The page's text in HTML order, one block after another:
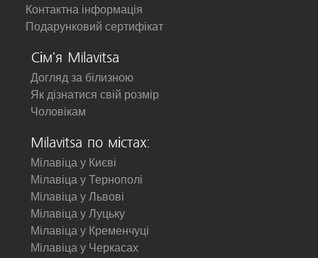
Контактна інформація
Подарунковий сертифікат
Сім'я Milavitsa
Догляд за білизною
Як дізнатися свій розмір
Чоловікам
Milavitsa по містах:
Мілавіца у Києві
Мілавіца у Тернополі
Мілавіца у Львові
Мілавіца у Луцьку
Мілавіца у Кременчуці
Мілавіца у Черкасах